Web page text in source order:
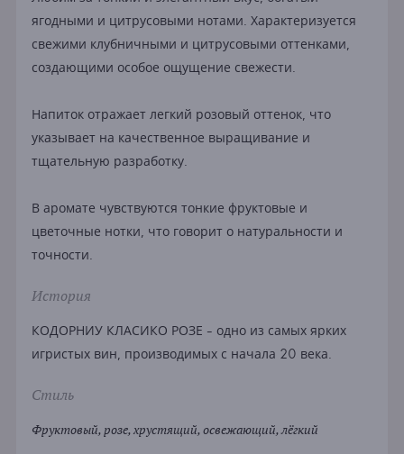
ягодными и цитрусовыми нотами. Характеризуется
свежими клубничными и цитрусовыми оттенками,
создающими особое ощущение свежести.
Напиток отражает легкий розовый оттенок, что
указывает на качественное выращивание и
тщательную разработку.
В аромате чувствуются тонкие фруктовые и
цветочные нотки, что говорит о натуральности и
точности.
История
КОДОРНИУ КЛАСИКО РОЗЕ - одно из самых ярких
игристых вин, производимых с начала 20 века.
Стиль
Фруктовый, розе, хрустящий, освежающий, лёгкий